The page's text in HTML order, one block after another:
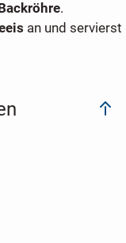
.
an und servierst